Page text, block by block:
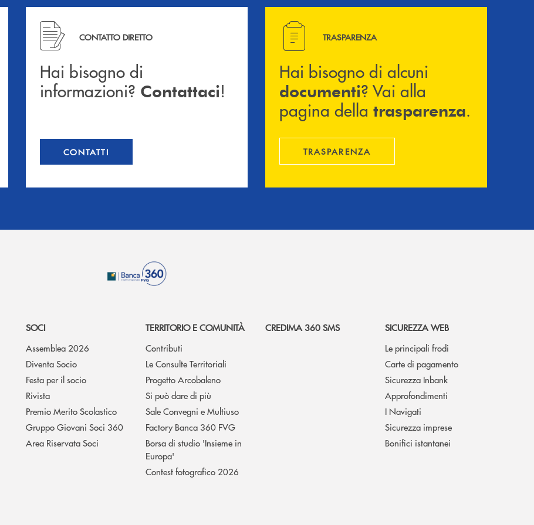
Hai bisogno di informazioni? Contattaci !
CONTATTO DIRETTO
Hai bisogno di
informazioni? Contattaci!
CONTATTI
Hai bisogno di alcuni documenti ? Vai alla pagina della
TRASPARENZA
Hai bisogno di alcuni
documenti? Vai alla
pagina della trasparenza.
TRASPARENZA
SOCI
Assemblea 2026
Diventa Socio
Festa per il socio
Rivista
Premio Merito Scolastico
Gruppo Giovani Soci 360
Area Riservata Soci
TERRITORIO E COMUNITÀ
Contributi
Le Consulte Territoriali
Progetto Arcobaleno
Si può dare di più
Sale Convegni e Multiuso
Factory Banca 360 FVG
Borsa di studio 'Insieme in
Europa'
Contest fotografico 2026
CREDIMA 360 SMS
SICUREZZA WEB
Le principali frodi
Carte di pagamento
Sicurezza Inbank
Approfondimenti
I Navigati
Sicurezza imprese
Bonifici istantanei